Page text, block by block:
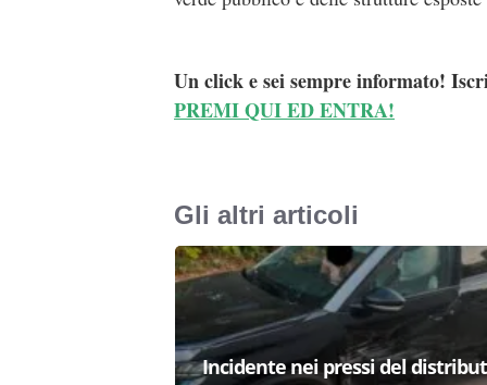
Un click e sei sempre informato!
PREMI QUI ED ENTRA!
Gli altri articoli
Incidente nei pressi del